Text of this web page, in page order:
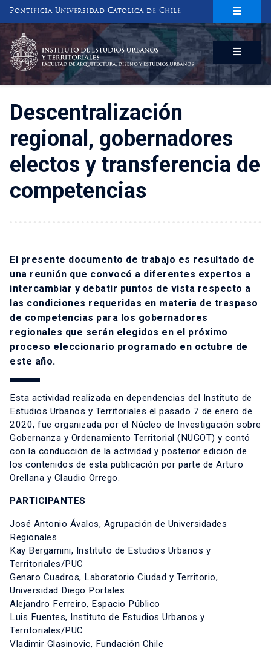
Pontificia Universidad Católica de Chile
INSTITUTO DE ESTUDIOS URBANOS
Y TERRITORIALES
FACULTAD DE ARQUITECTURA, DISEÑO Y ESTUDIOS URBANOS
Descentralización
regional, gobernadores
electos y transferencia de
competencias
El presente documento de trabajo es resultado de
una reunión que convocó a diferentes expertos a
intercambiar y debatir puntos de vista respecto a
las condiciones requeridas en materia de traspaso
de competencias para los gobernadores
regionales que serán elegidos en el próximo
proceso eleccionario programado en octubre de
este año.
Esta actividad realizada en dependencias del Instituto de
Estudios Urbanos y Territoriales el pasado 7 de enero de
2020, fue organizada por el Núcleo de Investigación sobre
Gobernanza y Ordenamiento Territorial (NUGOT) y contó
con la conducción de la actividad y posterior edición de
los contenidos de esta publicación por parte de Arturo
Orellana y Claudio Orrego.
PARTICIPANTES
José Antonio Ávalos, Agrupación de Universidades
Regionales
Kay Bergamini, Instituto de Estudios Urbanos y
Territoriales/PUC
Genaro Cuadros, Laboratorio Ciudad y Territorio,
Universidad Diego Portales
Alejandro Ferreiro, Espacio Público
Luis Fuentes, Instituto de Estudios Urbanos y
Territoriales/PUC
Vladimir Glasinovic, Fundación Chile